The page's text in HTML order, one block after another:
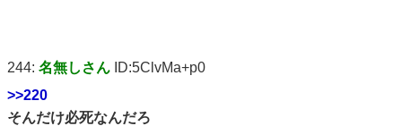
244: 名無しさん ID:5ClvMa+p0
>>220
そんだけ必死なんだろ